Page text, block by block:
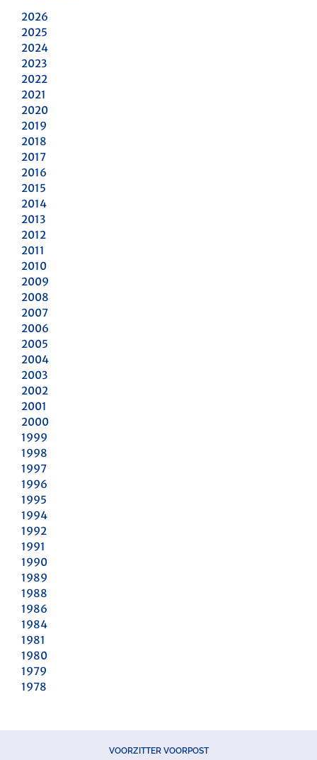
2026
2025
2024
2023
2022
2021
2020
2019
2018
2017
2016
2015
2014
2013
2012
2011
2010
2009
2008
2007
2006
2005
2004
2003
2002
2001
2000
1999
1998
1997
1996
1995
1994
1992
1991
1990
1989
1988
1986
1984
1981
1980
1979
1978
VOORZITTER VOORPOST